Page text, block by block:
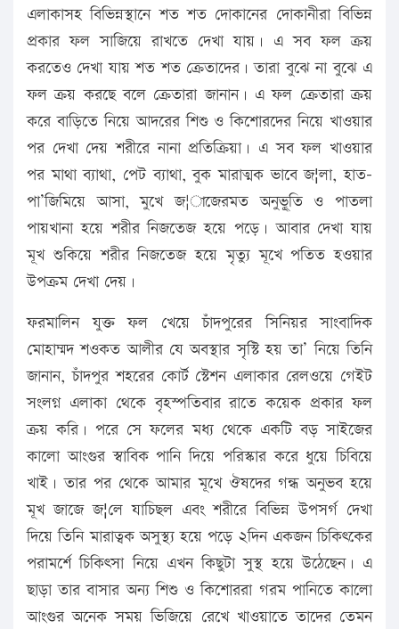
এলাকাসহ বিভিন্নস্থানে শত শত দোকানের দোকানীরা বিভিন্ন
প্রকার ফল সাজিয়ে রাখতে দেখা যায়। এ সব ফল ক্রয়
করতেও দেখা যায় শত শত ক্রেতাদের। তারা বুঝে না বুঝে এ
ফল ক্রয় করছে বলে ক্রেতারা জানান। এ ফল ক্রেতারা ক্রয়
করে বাড়িতে নিয়ে আদরের শিশু ও কিশোরদের নিয়ে খাওয়ার
পর দেখা দেয় শরীরে নানা প্রতিক্রিয়া। এ সব ফল খাওয়ার
পর মাথা ব্যাথা, পেট ব্যাথা, বুক মারাত্মক ভাবে জ¦লা, হাত-
পা’জিমিয়ে আসা, মুখে জ¦াজেরমত অনুভূূতি ও পাতলা
পায়খানা হয়ে শরীর নিজতেজ হয়ে পড়ে। আবার দেখা যায়
মূখ শুকিয়ে শরীর নিজতেজ হয়ে মৃত্যু মূখে পতিত হওয়ার
উপক্রম দেখা দেয়।
ফরমালিন যুক্ত ফল খেয়ে চাঁদপুরের সিনিয়র সাংবাদিক
মোহাম্মদ শওকত আলীর যে অবস্থার সৃস্টি হয় তা’ নিয়ে তিনি
জানান, চাঁদপুর শহরের কোর্ট স্টেশন এলাকার রেলওয়ে গেইট
সংলগ্ন এলাকা থেকে বৃহস্পতিবার রাতে কয়েক প্রকার ফল
ক্রয় করি। পরে সে ফলের মধ্য থেকে একটি বড় সাইজের
কালো আংগুর স্বাবিক পানি দিয়ে পরিস্কার করে ধুয়ে চিবিয়ে
খাই। তার পর থেকে আমার মূখে ঔষদের গন্ধ অনুভব হয়ে
মূখ জাজে জ¦লে যাচিছল এবং শরীরে বিভিন্ন উপসর্গ দেখা
দিয়ে তিনি মারাত্বক অসুস্থ্য হয়ে পড়ে ২দিন একজন চিকিৎকের
পরামর্শে চিকিৎসা নিয়ে এখন কিছুটা সুস্থ হয়ে উঠেছেন। এ
ছাড়া তার বাসার অন্য শিশু ও কিশোররা গরম পানিতে কালো
আংগুর অনেক সময় ভিজিয়ে রেখে খাওয়াতে তাদের তেমন